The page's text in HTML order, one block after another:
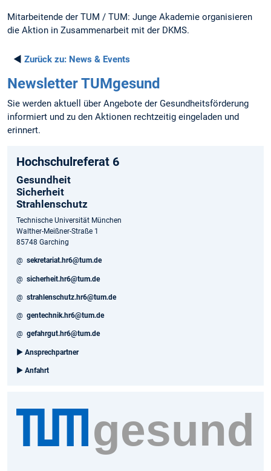
Mitarbeitende der TUM / TUM: Junge Akademie organisieren
die Aktion in Zusammenarbeit mit der DKMS.
◄ Zurück zu: News & Events
Newsletter TUMgesund
Sie werden aktuell über Angebote der Gesundheitsförderung
informiert und zu den Aktionen rechtzeitig eingeladen und
erinnert.
Hochschulreferat 6
Gesundheit
Sicherheit
Strahlenschutz
Technische Universität München
Walther-Meißner-Straße 1
85748 Garching
@ sekretariat.hr6@tum.de
@ sicherheit.hr6@tum.de
@ strahlenschutz.hr6@tum.de
@ gentechnik.hr6@tum.de
@ gefahrgut.hr6@tum.de
► Ansprechpartner
► Anfahrt